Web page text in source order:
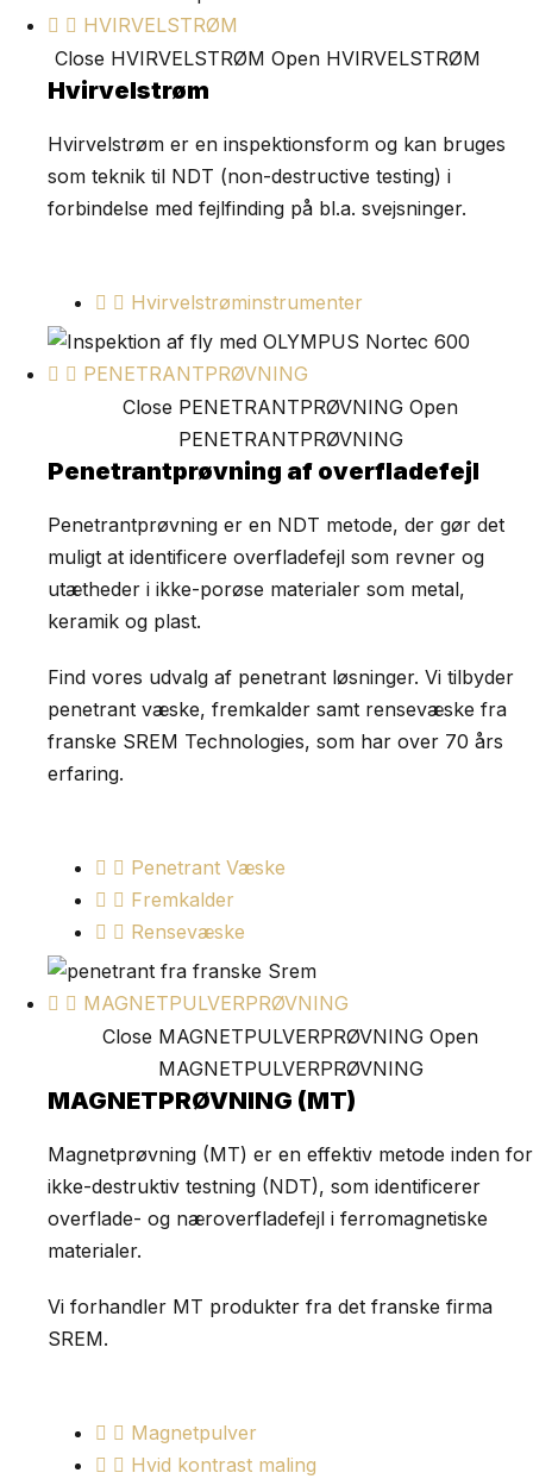
HVIRVELSTRØM
Close HVIRVELSTRØM Open HVIRVELSTRØM
Hvirvelstrøm
Hvirvelstrøm er en inspektionsform og kan bruges
som teknik til NDT (non-destructive testing) i
forbindelse med fejlfinding på bl.a. svejsninger.
Hvirvelstrøminstrumenter
PENETRANTPRØVNING
Close PENETRANTPRØVNING Open
PENETRANTPRØVNING
Penetrantprøvning af overfladefejl
Penetrantprøvning er en NDT metode, der gør det
muligt at identificere overfladefejl som revner og
utætheder i ikke-porøse materialer som metal,
keramik og plast.
Find vores udvalg af penetrant løsninger. Vi tilbyder
penetrant væske, fremkalder samt rensevæske fra
franske SREM Technologies, som har over 70 års
erfaring.
Penetrant Væske
Fremkalder
Rensevæske
MAGNETPULVERPRØVNING
Close MAGNETPULVERPRØVNING Open
MAGNETPULVERPRØVNING
MAGNETPRØVNING (MT)
Magnetprøvning (MT) er en effektiv metode inden for
ikke-destruktiv testning (NDT), som identificerer
overflade- og næroverfladefejl i ferromagnetiske
materialer.
Vi forhandler MT produkter fra det franske firma
SREM.
Magnetpulver
Hvid kontrast maling